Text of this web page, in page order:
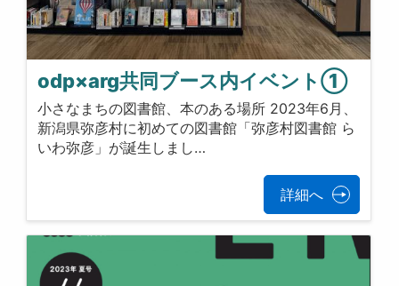
odp×arg共同ブース内イベント①
小さなまちの図書館、本のある場所 2023年6月、
新潟県弥彦村に初めての図書館「弥彦村図書館 ら
いわ弥彦」が誕生しまし…
詳細へ